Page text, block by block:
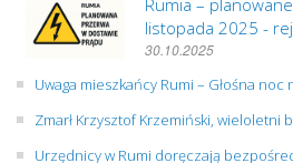
Rumia –
listopada 2025 -
30.10.2025
Uwaga mieszkańcy Rumi – Głośna noc
Zmarł Krzysztof Krzemiński, wieloletni
Urzędnicy w Rumi doręczają